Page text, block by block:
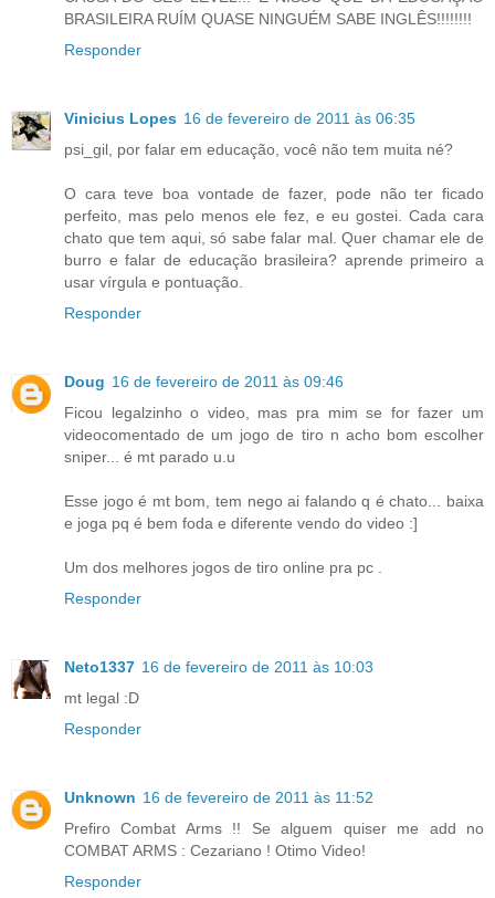
BRASILEIRA RUÍM QUASE NINGUÉM SABE INGLÊS!!!!!!!!
Responder
Vinicius Lopes 16 de fevereiro de 2011 às 06:35
psi_gil, por falar em educação, você não tem muita né?
O cara teve boa vontade de fazer, pode não ter ficado
perfeito, mas pelo menos ele fez, e eu gostei. Cada cara
chato que tem aqui, só sabe falar mal. Quer chamar ele de
burro e falar de educação brasileira? aprende primeiro a
usar vírgula e pontuação.
Responder
Doug 16 de fevereiro de 2011 às 09:46
Ficou legalzinho o video, mas pra mim se for fazer um
videocomentado de um jogo de tiro n acho bom escolher
sniper... é mt parado u.u
Esse jogo é mt bom, tem nego ai falando q é chato... baixa
e joga pq é bem foda e diferente vendo do video :]
Um dos melhores jogos de tiro online pra pc .
Responder
Neto1337 16 de fevereiro de 2011 às 10:03
mt legal :D
Responder
Unknown 16 de fevereiro de 2011 às 11:52
Prefiro Combat Arms !! Se alguem quiser me add no
COMBAT ARMS : Cezariano ! Otimo Video!
Responder